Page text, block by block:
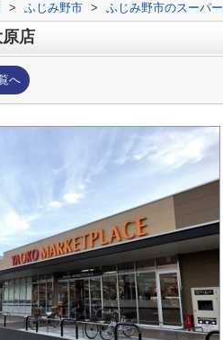
> ふじみ野市 > ふじみ野市のスーパー
店
へ